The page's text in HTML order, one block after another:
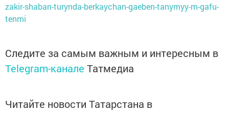
zakir-shaban-turynda-berkaychan-gaeben-tanymyy-m-gafu-
tenmi
Следите за самым важным и интересным в
Telegram-канале Татмедиа
Читайте новости Татарстана в